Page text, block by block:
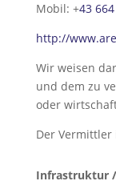
Mobil: +43
http://
Wir weisen
und dem zu
oder
Der Vermittler
Infrastruktur